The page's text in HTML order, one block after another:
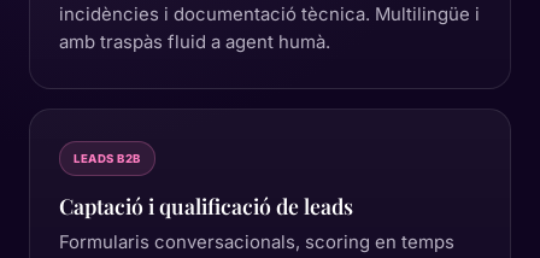
incidències i documentació tècnica. Multilingüe i
amb traspàs fluid a agent humà.
LEADS B2B
Captació i qualificació de leads
Formularis conversacionals, scoring en temps